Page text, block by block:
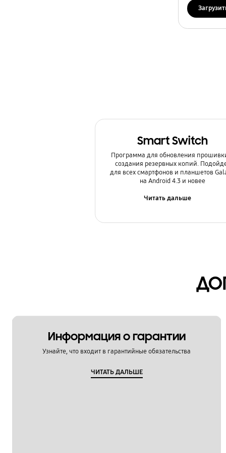
Smart Switch
Программа для обновления
создания резервных копий.
для всех смартфонов и планшетов
на Android 4.3 и новее
Читать дальше
Информация о гарантии
Узнайте, что входит в гарантийные обязательства
ЧИТАТЬ ДАЛЬШЕ